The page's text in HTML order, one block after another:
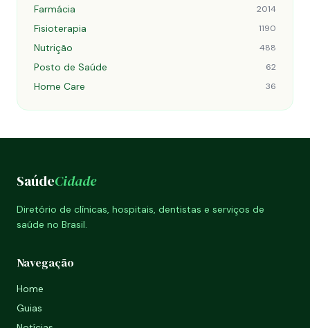
Farmácia 2014
Fisioterapia 1190
Nutrição 488
Posto de Saúde 62
Home Care 36
SaúdeCidade
Diretório de clínicas, hospitais, dentistas e serviços de
saúde no Brasil.
Navegação
Home
Guias